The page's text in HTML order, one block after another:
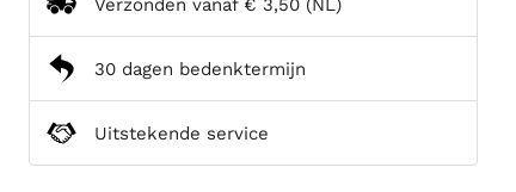
Verzonden vanaf € 3,50 (NL)
30 dagen bedenktermijn
Uitstekende service